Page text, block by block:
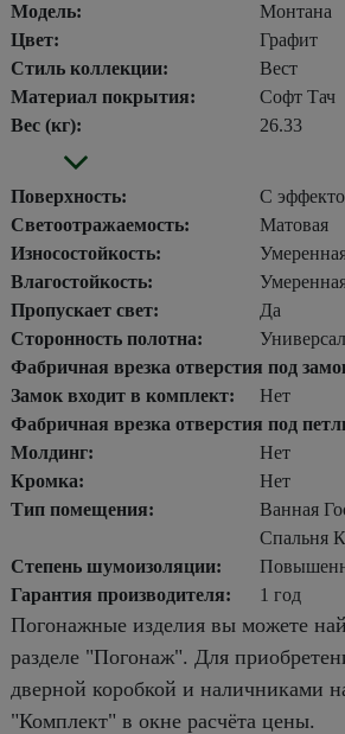
Модель:
Монтана
Цвет:
Графит
Стиль коллекции:
Вест
Материал покрытия:
Софт Тач
Вес (кг):
26.33
Поверхность:
С
Светоотражаемость:
Матовая
Износостойкость:
Влагостойкость:
Пропускает свет:
Да
Сторонность полотна:
Фабричная врезка отверстия под
Замок входит в комплект:
Нет
Фабричная врезка отверстия под
Молдинг:
Нет
Кромка:
Нет
Тип помещения:
Ванная
Спальня
Степень шумоизоляции:
Гарантия производителя:
1 год
Погонажные изделия вы можете
разделе "Погонаж". Для
дверной коробкой и наличниками
"Комплект" в окне расчёта цены.